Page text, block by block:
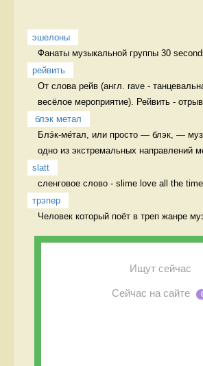
эшелоны
Фанаты музыкальной группы 30
рейвить
От слова рейв (англ. rave -
весёлое мероприятие). Рейвить -
блэк метал
Блэ́к-ме́тал, или просто — блэк, —
одно из экстремальных направлений
slatt
трэпер
Человек который поёт в треп жанре
Ищут сейчас
Сейчас на сайте